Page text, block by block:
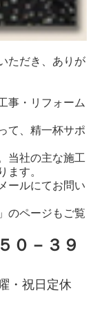
ただき、ありが
事・リフォーム
て、精一杯サポ
当社の主な施工
ます。
ールにてお問い
のページもご覧
０－３９
・祝日定休